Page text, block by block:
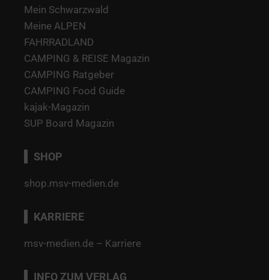
Mein Schwarzwald
Meine ALPEN
FAHRRADLAND
CAMPING & REISE Magazin
CAMPING Ratgeber
CAMPING Food Guide
kajak-Magazin
SUP Board Magazin
SHOP
shop.msv-medien.de
KARRIERE
msv-medien.de – Karriere
INFO ZUM VERLAG